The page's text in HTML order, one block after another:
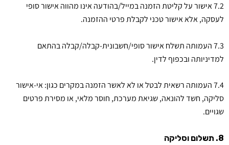
7.2 אישור על קליטת הזמנה במייל/בהודעה אינו מהווה אישור סופי
לעסקה, אלא אישור טכני לקבלת פרטי ההזמנה.
7.3 העמותה תשלח אישור סופי/חשבונית-קבלה/קבלה בהתאם
למדיניותה ובכפוף לדין.
7.4 העמותה רשאית לבטל או לא לאשר הזמנה במקרים כגון: אי-אישור
סליקה, חשד להונאה, שגיאת מערכת, חוסר מלאי, או מסירת פרטים
שגויים.
8. תשלום וסליקה